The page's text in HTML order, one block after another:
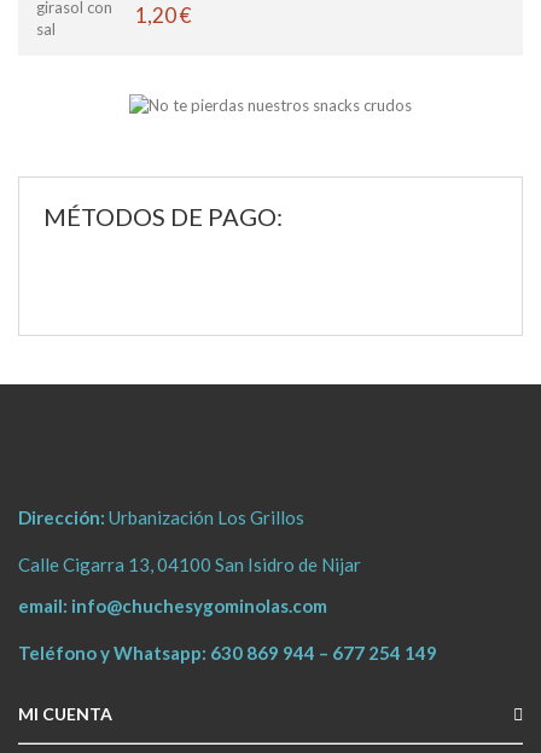
1,20 €
MÉTODOS DE PAGO:
Dirección: Urbanización Los Grillos
Calle Cigarra 13, 04100 San Isidro de Nijar
email: info@chuchesygominolas.com
Teléfono y Whatsapp: 630 869 944 – 677 254 149
MI CUENTA